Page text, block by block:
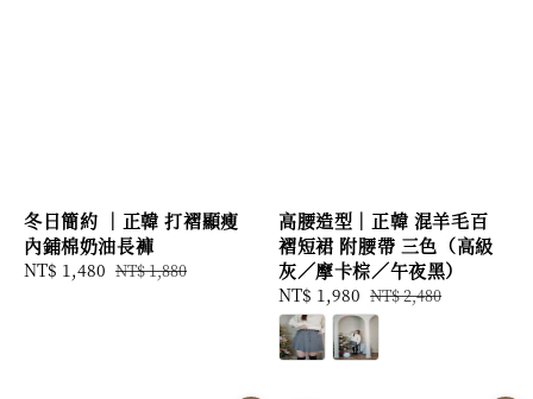
冬日簡約 ｜正韓 打褶顯瘦
內鋪棉奶油長褲
Sale
NT$ 1,480 Regular
NT$ 1,880
高腰造型｜正韓 混羊毛百
褶短裙 附腰帶 三色（高級
灰／摩卡棕／午夜黑）
Sale
price
NT$ 1,980 Regular
price
NT$ 2,480